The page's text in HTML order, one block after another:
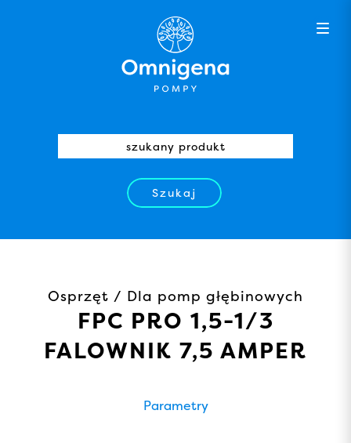
Szukaj
Osprzęt / Dla pomp głębinowych
FPC PRO 1,5-1/3
FALOWNIK 7,5 AMPER
Parametry